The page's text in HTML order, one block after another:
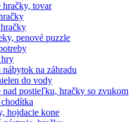
hračky, tovar
penové puzzle
hry
na záhradu
do vody
nad postieľku, hračky so zvukom
hojdacie kone